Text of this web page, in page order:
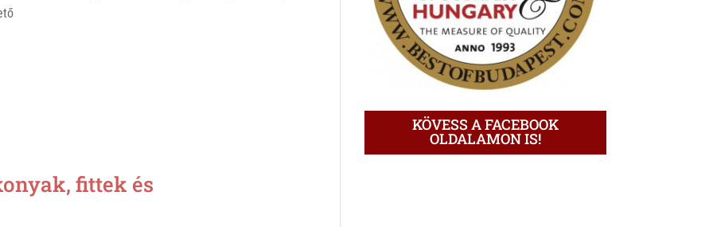
fittek és
KÖVESS A FACEBOOK
OLDALAMON IS!